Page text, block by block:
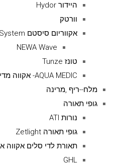
היידור Hydor
וורטק
אקווריום סיסטם Aquarium System
NEWA Wave
טונז Tunze
AQUA MEDIC- אקווה מדיק
מלח--ריף ,מרינה
גופי תאורה
נורות ATI
גופי תאורה Zetlight
תאורת לדי סלים אקווה
GHL